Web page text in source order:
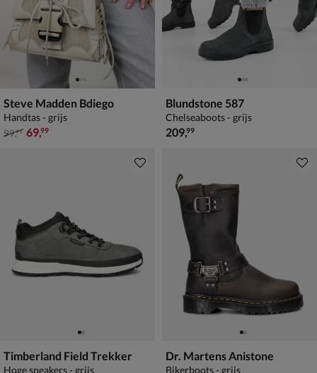
Steve Madden Bdiego
Handtas - grijs
van € 99,99 voor € 69,99
99,99 69,99
Blundstone 587
Chelseaboots - grijs
€ 209,99
209,99
Timberland Field Trekker
Hoge sneakers - grijs
Dr. Martens Anistone
Bikerboots - grijs